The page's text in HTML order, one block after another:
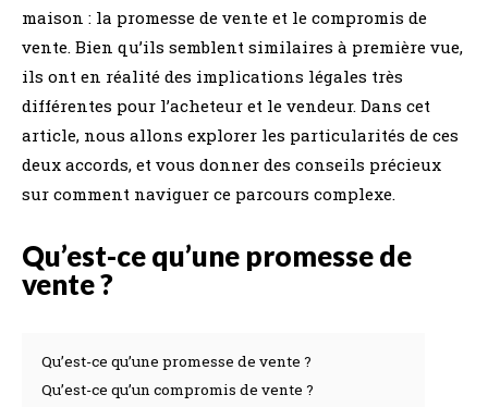
maison : la promesse de vente et le compromis de
vente. Bien qu’ils semblent similaires à première vue,
ils ont en réalité des implications légales très
différentes pour l’acheteur et le vendeur. Dans cet
article, nous allons explorer les particularités de ces
deux accords, et vous donner des conseils précieux
sur comment naviguer ce parcours complexe.
Qu’est-ce qu’une promesse de
vente ?
Qu’est-ce qu’une promesse de vente ?
Qu’est-ce qu’un compromis de vente ?